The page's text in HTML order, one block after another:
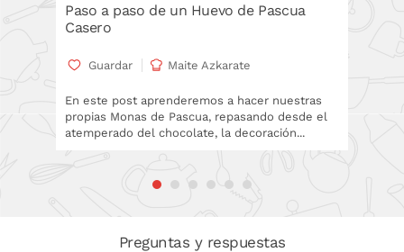
Paso a paso de un Huevo de Pascua
Casero
Guardar Maite Azkarate
En este post aprenderemos a hacer nuestras
propias Monas de Pascua, repasando desde el
atemperado del chocolate, la decoración...
monas
Preguntas y respuestas